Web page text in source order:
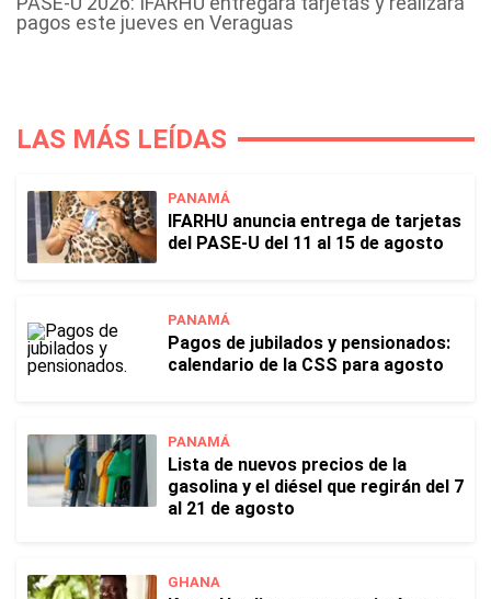
pagos este jueves en Veraguas
LAS MÁS LEÍDAS
PANAMÁ
IFARHU anuncia entrega de tarjetas
del PASE-U del 11 al 15 de agosto
PANAMÁ
Pagos de jubilados y pensionados:
calendario de la CSS para agosto
PANAMÁ
Lista de nuevos precios de la
gasolina y el diésel que regirán del 7
al 21 de agosto
GHANA